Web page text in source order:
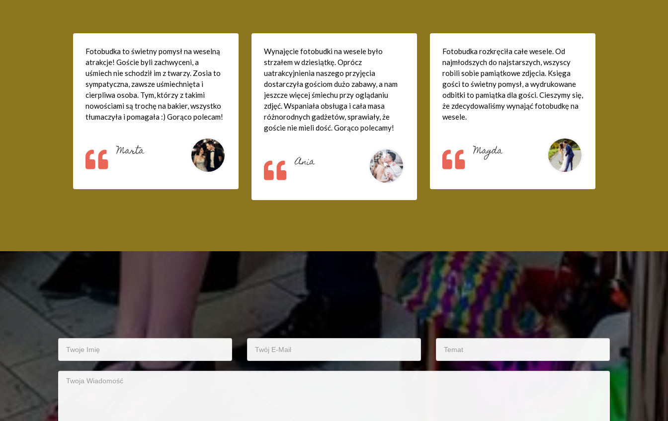
Fotobudka to świetny pomysł na weselną
atrakcje! Goście byli zachwyceni, a
uśmiech nie schodził im z twarzy. Zosia to
sympatyczna, zawsze uśmiechnięta i
cierpliwa osoba. Tym, którzy z takimi
nowościami są trochę na bakier, wszystko
tłumaczyła i pomagała :) Gorąco polecam!
Marta
Wynajęcie fotobudki na wesele było
strzałem w dziesiątkę. Oprócz
uatrakcyjnienia naszego przyjęcia
dostarczyła gościom dużo zabawy, a nam
jeszcze więcej śmiechu przy oglądaniu
zdjęć. Wspaniała obsługa i cała masa
różnorodnych gadżetów, sprawiały, że
goście nie mieli dość. Gorąco polecamy!
Ania
Fotobudka rozkręciła całe wesele. Od
najmłodszych do najstarszych, wszyscy
robili sobie pamiątkowe zdjęcia. Księga
gości to świetny pomysł, a wydrukowane
odbitki to pamiątka dla gości. Cieszymy się,
że zdecydowaliśmy wynająć fotobudkę na
wesele.
Magda